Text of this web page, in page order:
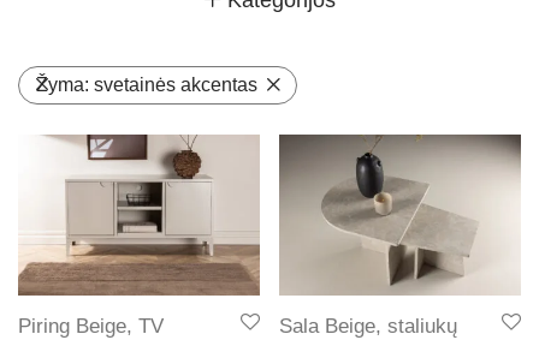
Žyma: svetainės akcentas
Piring Beige, TV
Sala Beige, staliukų